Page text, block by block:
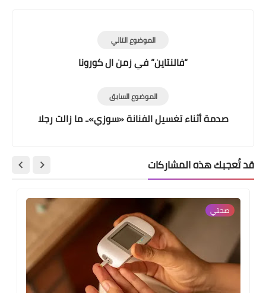
الموضوع التالي
“فالنتاين” في زمن ال كورونا
الموضوع السابق
صدمة أثناء تغسيل الفنانة «سوزي».. ما زالت رجلا
قد تُعجبك هذه المشاركات
صحتي